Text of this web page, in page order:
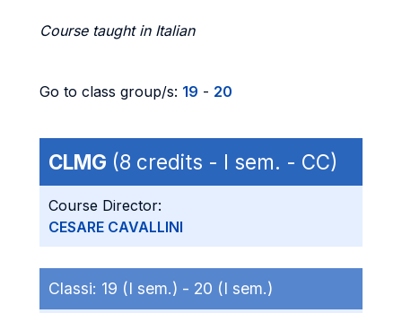
Course taught in Italian
Go to class group/s: 19 - 20
CLMG (8 credits - I sem. - CC)
Course Director:
CESARE CAVALLINI
Classi: 19 (I sem.) - 20 (I sem.)